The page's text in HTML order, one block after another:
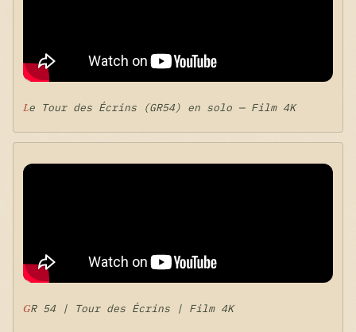
Le Tour des Écrins (GR54) en solo — Film 4K
GR 54 | Tour des Écrins | Film 4K